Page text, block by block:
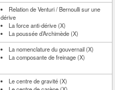
Relation de Venturi / Bernoulli sur une
dérive
La force anti-dérive (X)
La poussée d’Archimède (X)
La nomenclature du gouvernail (X)
La composante de freinage (X)
Le centre de gravité (X)